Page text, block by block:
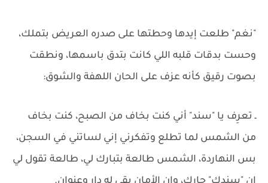
"نغم" طلعت إيدها وحطتها على صدره العريض بتملك،
وحست بدقات قلبه اللي كانت بتدق باسمها، ونطقت
بصوت رقيق كأنه عزف على الحان اللهفة والشوق:
ـ تعرِف يا "سند" أني كنت بخاف من الصبح، كنت بخاف
من الشمس لما تطلع وتفكرني إني لساتني في السجن،
بس النهاردة، الشمس طالعة بتبارك لي، طالعة تقول لي